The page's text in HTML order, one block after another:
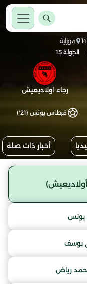
موزاية
الجولة 15
رجاء اولاديعيش
فرطاس يونس (21')
أخبار ذات صلة
يونس
يوسف
رياض